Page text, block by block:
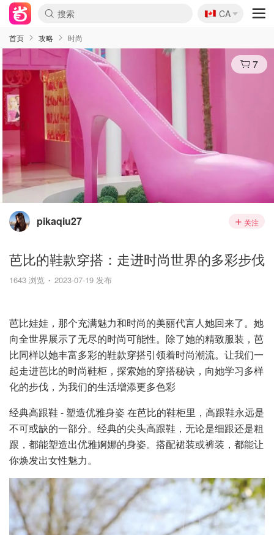
🇨🇦
CA
首页 攻略 时尚
7
pikaqiu27 关注
芭比的鞋款穿搭：走进时尚世界的多彩步伐
1643 浏览 2023-07-19 发布
芭比娃娃，那个充满魅力和时尚的美丽代言人她回来了。她
向全世界展示了无尽的时尚可能性。除了她的精致服装，芭
比同样以她丰富多彩的鞋款穿搭引领着时尚潮流。让我们一
起走进芭比的时尚鞋柜，探索她的穿搭秘诀，向她学习多样
化的步伐，为我们的生活增添更多色彩
经典高跟鞋 - 塑造优雅身姿 在芭比的鞋柜里，高跟鞋永远是
不可或缺的一部分。经典的尖头高跟鞋，无论是细跟还是粗
跟，都能塑造出优雅婀娜的身姿。搭配裙装或裤装，都能让
你焕发出女性魅力。